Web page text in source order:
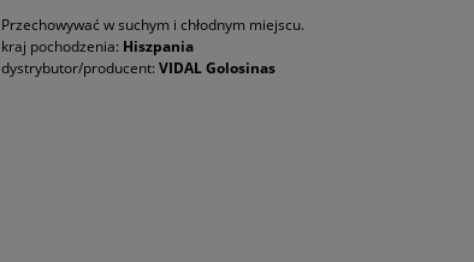
Przechowywać w suchym i chłodnym miejscu.
kraj pochodzenia: Hiszpania
dystrybutor/producent: VIDAL Golosinas